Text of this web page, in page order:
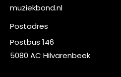
muziekbond.nl
Postadres
Postbus 146
5080 AC Hilvarenbeek